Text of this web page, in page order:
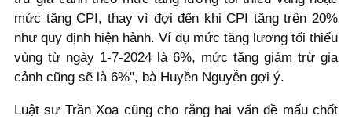
mức tăng CPI, thay vì đợi đến khi CPI tăng trên 20%
như quy định hiện hành. Ví dụ mức tăng lương tối thiểu
vùng từ ngày 1-7-2024 là 6%, mức tăng giảm trừ gia
cảnh cũng sẽ là 6%", bà Huyền Nguyễn gợi ý.
Luật sư Trần Xoa cũng cho rằng hai vấn đề mấu chốt